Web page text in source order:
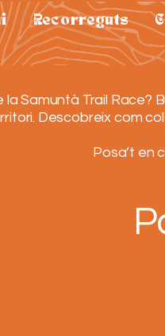
Recorreguts
Samuntà Trail Race?
Descobreix com
Posa’t en